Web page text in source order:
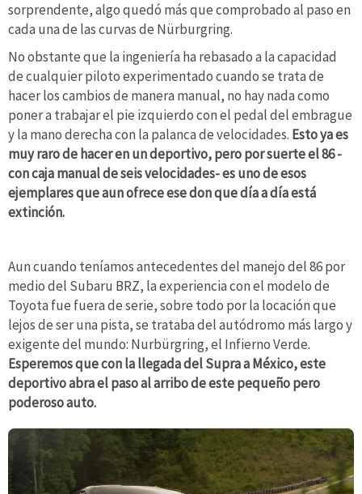
sorprendente, algo quedó más que comprobado al paso en
cada una de las curvas de Nürburgring.
No obstante que la ingeniería ha rebasado a la capacidad
de cualquier piloto experimentado cuando se trata de
hacer los cambios de manera manual, no hay nada como
poner a trabajar el pie izquierdo con el pedal del embrague
y la mano derecha con la palanca de velocidades. Esto ya es
muy raro de hacer en un deportivo, pero por suerte el 86 -
con caja manual de seis velocidades- es uno de esos
ejemplares que aun ofrece ese don que día a día está
extinción.
Aun cuando teníamos antecedentes del manejo del 86 por
medio del Subaru BRZ, la experiencia con el modelo de
Toyota fue fuera de serie, sobre todo por la locación que
lejos de ser una pista, se trataba del autódromo más largo y
exigente del mundo: Nurbürgring, el Infierno Verde.
Esperemos que con la llegada del Supra a México, este
deportivo abra el paso al arribo de este pequeño pero
poderoso auto.